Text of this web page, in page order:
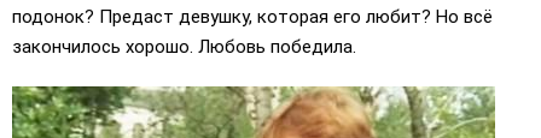
подонок? Предаст девушку, которая его любит? Но всё
закончилось хорошо. Любовь победила.